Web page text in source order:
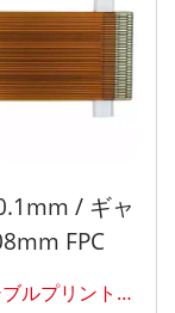
/ ギャ
FPC
ルプリント回